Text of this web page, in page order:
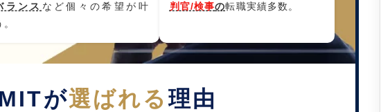
ランス など個々の希望が叶
。
判官/検事の転職実績多数。
が選ばれる理由